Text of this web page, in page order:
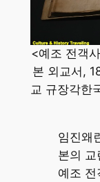
<예조 전객
본 외교서,
교 규장각한
임진왜
본의 교
예조